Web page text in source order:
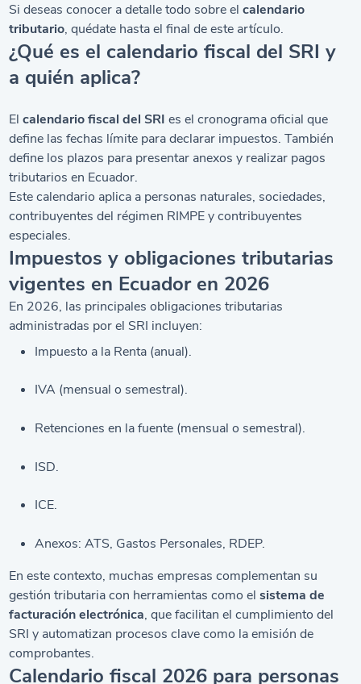
Si deseas conocer a detalle todo sobre elcalendario
tributario, quédate hasta el final de este artículo.
¿Qué es el calendario fiscal del SRI y
a quién aplica?
Elcalendario fiscal del SRI es el cronograma oficial que
define las fechas límite para declarar impuestos. También
define los plazos para presentar anexos y realizar pagos
tributarios en Ecuador.
Este calendario aplica a personas naturales, sociedades,
contribuyentes del régimen RIMPE y contribuyentes
especiales.
Impuestos y obligaciones tributarias
vigentes en Ecuador en 2026
En 2026, las principales obligaciones tributarias
administradas por el SRI incluyen:
Impuesto a la Renta (anual).
IVA (mensual o semestral).
Retenciones en la fuente (mensual o semestral).
ISD.
ICE.
Anexos: ATS, Gastos Personales, RDEP.
En este contexto, muchas empresas complementan su
gestión tributaria con herramientas como elsistema de
facturación electrónica, que facilitan el cumplimiento del
SRI y automatizan procesos clave como la emisión de
comprobantes.
Calendario fiscal 2026 para personas